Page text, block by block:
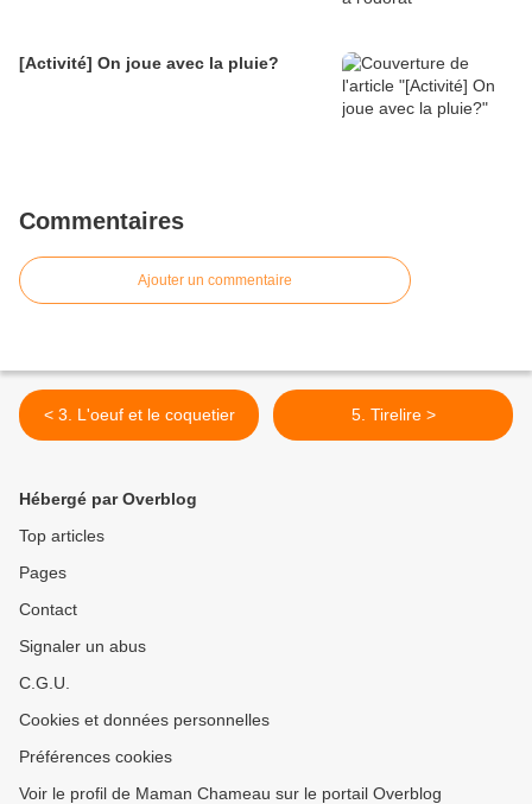
[Activité] On joue avec la pluie?
Commentaires
Ajouter un commentaire
< 3. L'oeuf et le coquetier 5. Tirelire >
Hébergé par Overblog
Top articles
Pages
Contact
Signaler un abus
C.G.U.
Cookies et données personnelles
Préférences cookies
Voir le profil de Maman Chameau sur le portail Overblog